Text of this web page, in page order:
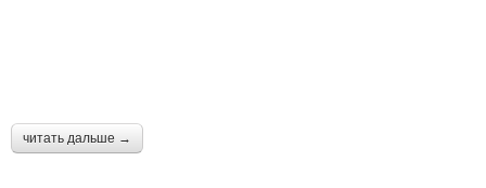
читать дальше →